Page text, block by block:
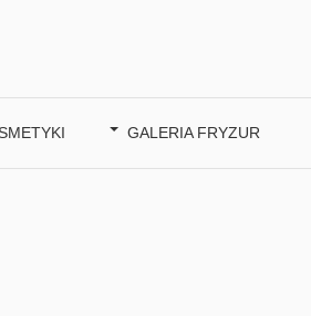
GALERIA FRYZUR